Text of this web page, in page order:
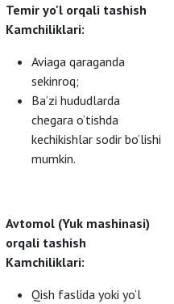
Temir yo'l orqali tashish
Kamchiliklari:
Aviaga qaraganda
sekinroq;
Ba’zi hududlarda
chegara o‘tishda
kechikishlar sodir bo‘lishi
mumkin.
Avtomol (Yuk mashinasi)
orqali tashish
Kamchiliklari:
Qish faslida yoki yo‘l